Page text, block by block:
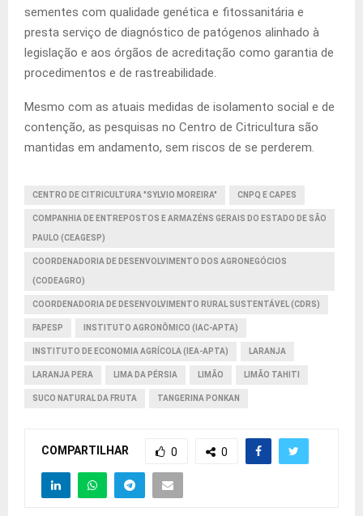
sementes com qualidade genética e fitossanitária e
presta serviço de diagnóstico de patógenos alinhado à
legislação e aos órgãos de acreditação como garantia de
procedimentos e de rastreabilidade.
Mesmo com as atuais medidas de isolamento social e de
contenção, as pesquisas no Centro de Citricultura são
mantidas em andamento, sem riscos de se perderem.
CENTRO DE CITRICULTURA "SYLVIO MOREIRA" CNPQ E CAPES
COMPANHIA DE ENTREPOSTOS E ARMAZÉNS GERAIS DO ESTADO DE SÃO
PAULO (CEAGESP)
COORDENADORIA DE DESENVOLVIMENTO DOS AGRONEGÓCIOS
(CODEAGRO)
COORDENADORIA DE DESENVOLVIMENTO RURAL SUSTENTÁVEL (CDRS)
FAPESP INSTITUTO AGRONÔMICO (IAC-APTA)
INSTITUTO DE ECONOMIA AGRÍCOLA (IEA-APTA) LARANJA
LARANJA PERA LIMA DA PÉRSIA LIMÃO LIMÃO TAHITI
SUCO NATURAL DA FRUTA TANGERINA PONKAN
COMPARTILHAR 0 0